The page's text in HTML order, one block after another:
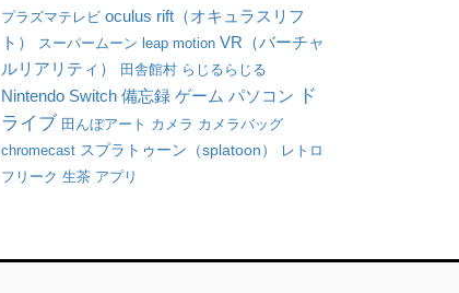
プラズマテレビ oculus rift（オキュラスリフ
ト）
スーパームーン leap motion VR（バーチャ
ルリアリティ）
田舎館村 らじるらじる
Nintendo Switch 備忘録 ゲーム パソコン
ド
ライブ 田んぼアート カメラ カメラバッグ
chromecast スプラトゥーン（splatoon）
レトロ
フリーク 生茶 アプリ